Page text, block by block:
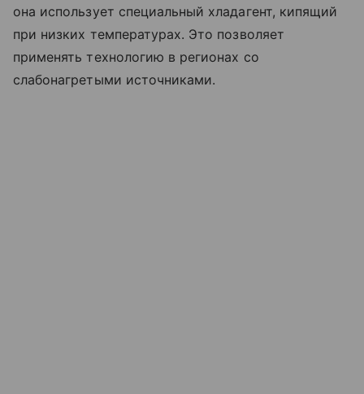
она использует специальный хладагент, кипящий
при низких температурах. Это позволяет
применять технологию в регионах со
слабонагретыми источниками.